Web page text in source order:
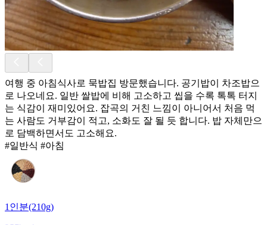
여행 중 아침식사로 묵밥집 방문했습니다. 공기밥이 차조밥으
로 나오네요. 일반 쌀밥에 비해 고소하고 씹을 수록 톡톡 터지
는 식감이 재미있어요. 잡곡의 거친 느낌이 아니어서 처음 먹
는 사람도 거부감이 적고, 소화도 잘 될 듯 합니다. 밥 자체만으
로 담백하면서도 고소해요.
#일반식 #아침
1인분(210g)